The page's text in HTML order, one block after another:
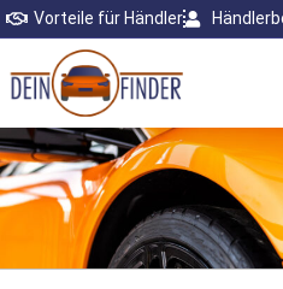
Vorteile für Händler